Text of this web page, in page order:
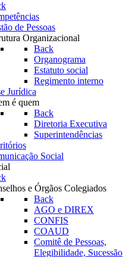
de Pessoas
Organizacional
Back
Organograma
Estatuto social
Regimento interno
Jurídica
é quem
Back
Diretoria Executiva
Superintendências
Social
e Órgãos Colegiados
Back
AGO e DIREX
CONFIS
COAUD
Comitê de Pessoas,
Elegibilidade, Sucessão